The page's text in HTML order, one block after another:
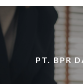
PT. BPR